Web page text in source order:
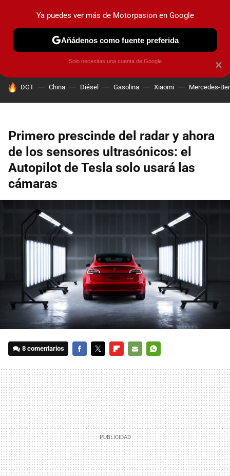
PRUEBAS COCHES ELÉCTRICOS OBSERVATORIO
HOY SE HABLA DE
DGT China Diésel Gasolina Xiaomi Mercedes-
Primero prescinde del radar y ahora
de los sensores ultrasónicos: el
Autopilot de Tesla solo usará las
cámaras
8 comentarios
MAIL
×
Ya puedes ver más de Motorpasion en Google
Añádenos como fuente preferida
Solo necesitas una cuenta de Google